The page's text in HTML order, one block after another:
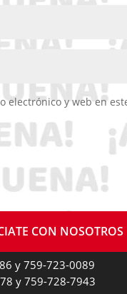
electrónico y web en
CON NOSOTROS
y 759-723-0089
y 759-728-7943